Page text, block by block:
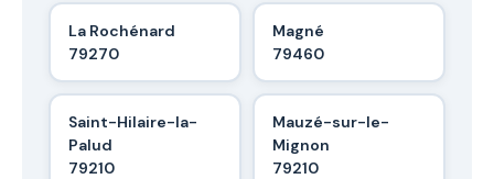
La Rochénard
79270
Magné
79460
Saint-Hilaire-la-
Palud
79210
Mauzé-sur-le-
Mignon
79210